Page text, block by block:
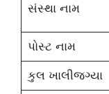
સંસ્થા નામ
પોસ્ટ નામ
કુલ ખાલીજગ્યા